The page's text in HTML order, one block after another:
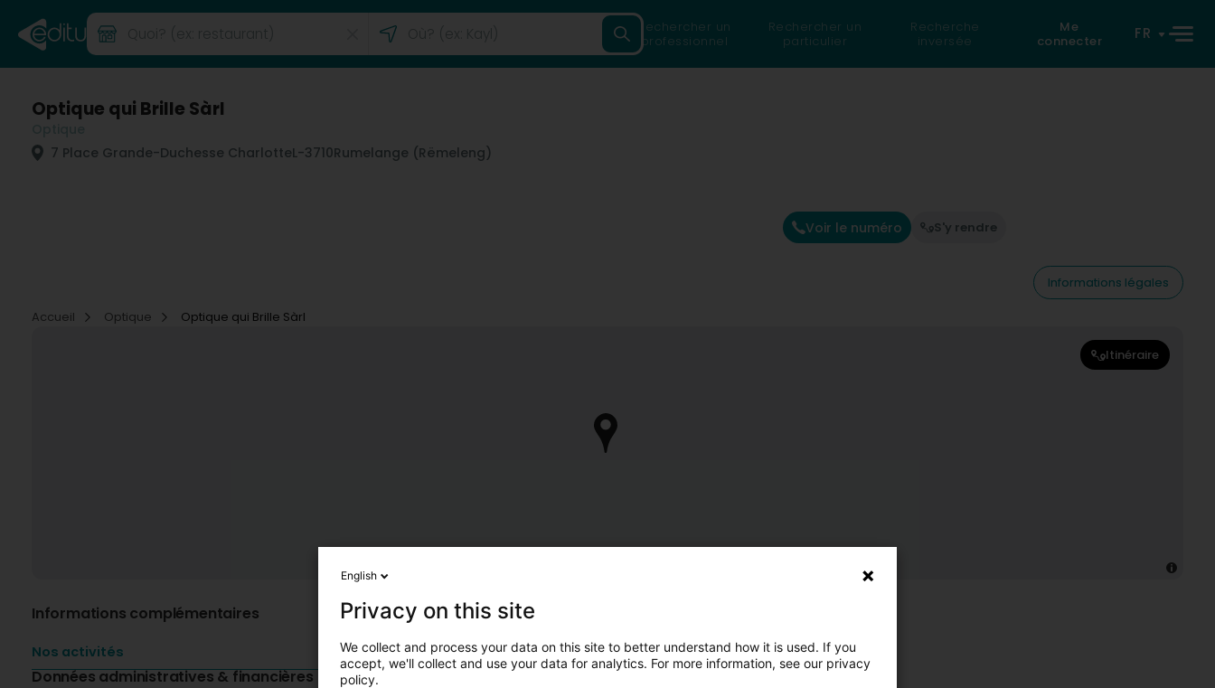
Rechercher un
professionnel
Rechercher un
particulier
Recherche
inversée
Me
connecter
FR
Optique qui Brille Sàrl
7 Place Grande-Duchesse CharlotteL-3710Rumelange (Rëmeleng)
Voir le numéro S'y rendre
Informations légales
Accueil
Optique Optique qui Brille Sàrl
Itinéraire
Informations complémentaires
Nos activités
Données administratives & financières
English
Privacy on this site
We collect and process your data on this site to better understand how it is used. If you
accept, we'll collect and use your data for analytics. For more information, see our privacy
policy.